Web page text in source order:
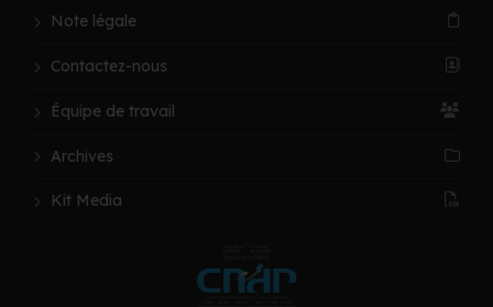
Note légale
Contactez-nous
Équipe de travail
Archives
Kit Media